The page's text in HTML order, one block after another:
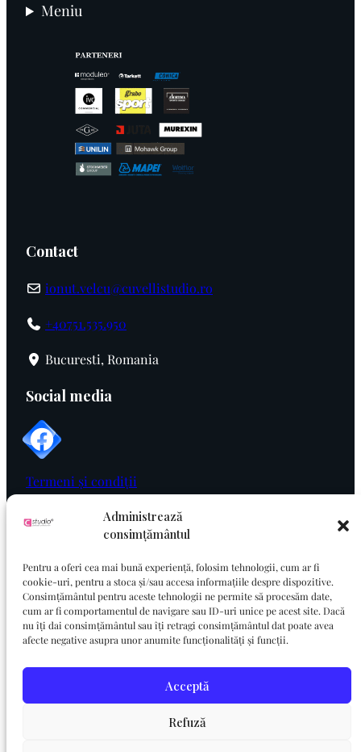
Administrează
consimțământul
Pentru a oferi cea mai bună experiență, folosim tehnologii, cum ar fi
cookie-uri, pentru a stoca și/sau accesa informațiile despre dispozitive.
Consimțământul pentru aceste tehnologii ne permite să procesăm date,
cum ar fi comportamentul de navigare sau ID-uri unice pe acest site. Dacă
nu îți dai consimțământul sau îți retragi consimțământul dat poate avea
afecte negative asupra unor anumite funcționalități și funcții.
Acceptă
Refuză
Meniu
Contact
ionut.velcu@cuvellistudio.ro
+40751.535.950
Bucuresti, Romania
Social media
Termeni și condiții
Politica de cookie